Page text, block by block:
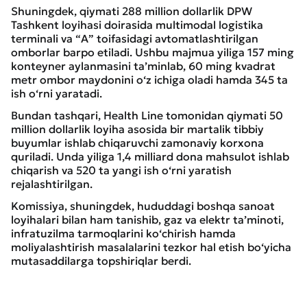
Shuningdek, qiymati 288 million dollarlik DPW
Tashkent loyihasi doirasida multimodal logistika
terminali va “A” toifasidagi avtomatlashtirilgan
omborlar barpo etiladi. Ushbu majmua yiliga 157 ming
konteyner aylanmasini ta’minlab, 60 ming kvadrat
metr ombor maydonini o‘z ichiga oladi hamda 345 ta
ish o‘rni yaratadi.
Bundan tashqari, Health Line tomonidan qiymati 50
million dollarlik loyiha asosida bir martalik tibbiy
buyumlar ishlab chiqaruvchi zamonaviy korxona
quriladi. Unda yiliga 1,4 milliard dona mahsulot ishlab
chiqarish va 520 ta yangi ish o‘rni yaratish
rejalashtirilgan.
Komissiya, shuningdek, hududdagi boshqa sanoat
loyihalari bilan ham tanishib, gaz va elektr ta’minoti,
infratuzilma tarmoqlarini ko‘chirish hamda
moliyalashtirish masalalarini tezkor hal etish bo‘yicha
mutasaddilarga topshiriqlar berdi.